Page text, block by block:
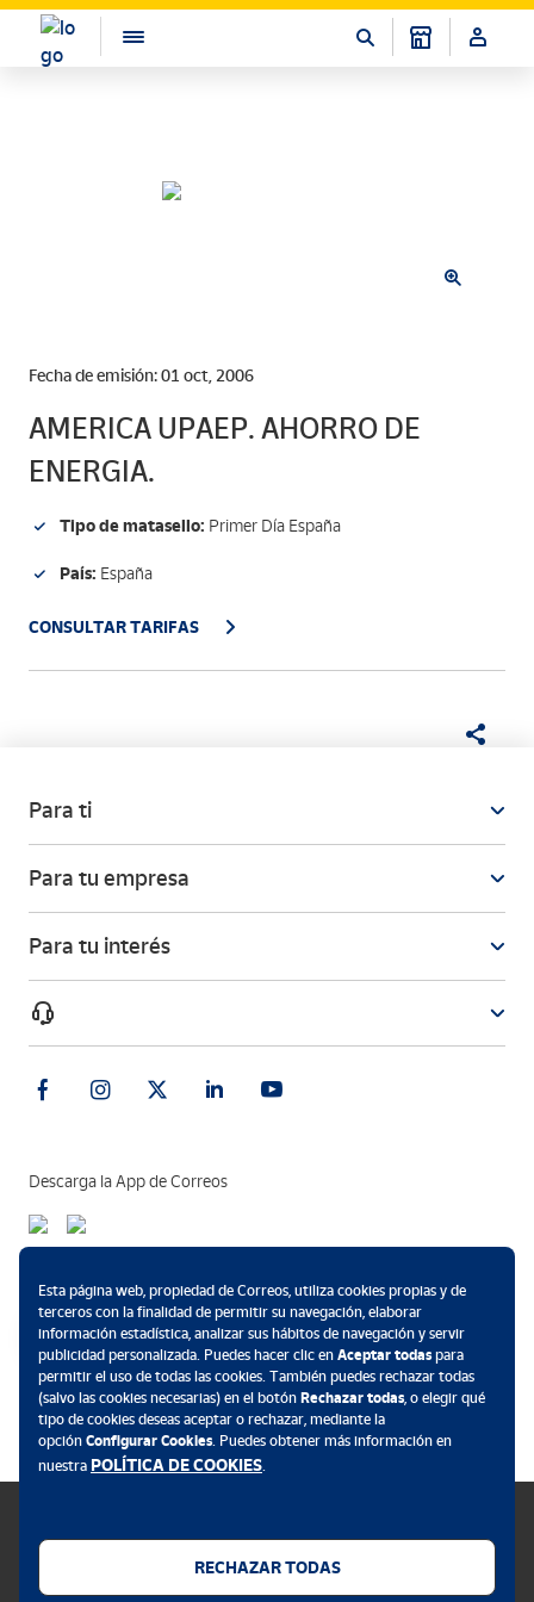
Fecha de emisión: 01 oct, 2006
AMERICA UPAEP. AHORRO DE
ENERGIA.
Tipo de matasello: Primer Día España
País: España
CONSULTAR TARIFAS
Para ti
Para tu empresa
Para tu interés
Descarga la App de Correos
Política de cookies
Esta página web, propiedad de Correos, utiliza cookies propias y de
terceros con la finalidad de permitir su navegación, elaborar
información estadística, analizar sus hábitos de navegación y servir
publicidad personalizada. Puedes hacer clic en Aceptar todaspara
permitir el uso de todas las cookies. También puedes rechazar todas
(salvo las cookies necesarias) en el botón Rechazar todas, o elegir qué
tipo de cookies deseas aceptar o rechazar, mediante la
opción Configurar Cookies. Puedes obtener más información en
nuestra POLÍTICA DE COOKIES.
RECHAZAR TODAS